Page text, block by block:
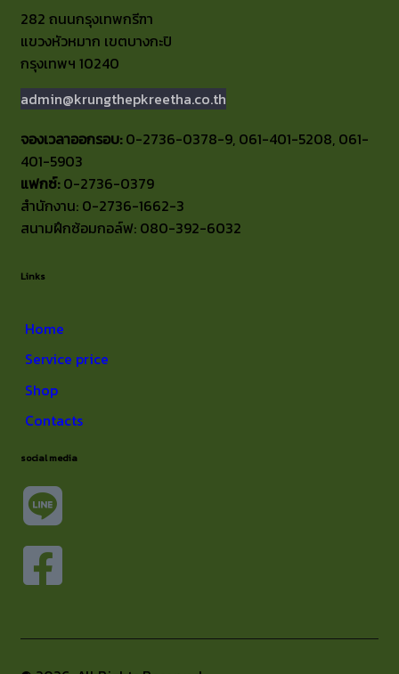
282 ถนนกรุงเทพกรีฑา
แขวงหัวหมาก เขตบางกะปิ
กรุงเทพฯ 10240
admin@krungthepkreetha.co.th
จองเวลาออกรอบ:0-2736-0378-9, 061-401-5208, 061-
401-5903
แฟกซ์:0-2736-0379
สำนักงาน: 0-2736-1662-3
สนามฝึกซ้อมกอล์ฟ: 080-392-6032
Links
Home
Service price
Shop
Contacts
social media